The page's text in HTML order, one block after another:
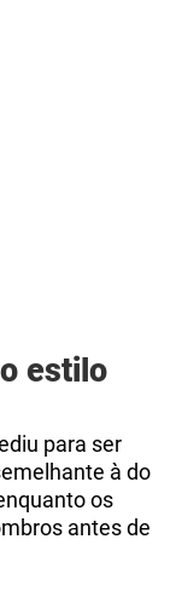
estilo
para ser
à do
os
antes de